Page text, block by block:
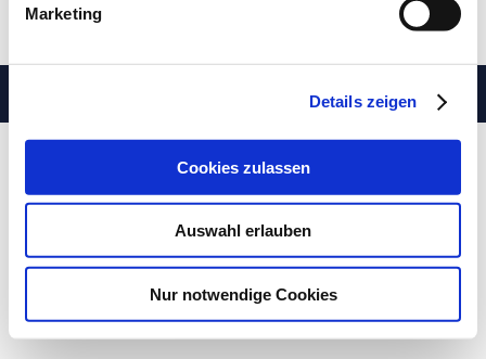
Marketing
Details zeigen
Cookies zulassen
Auswahl erlauben
Nur notwendige Cookies
Designed by com:a Kommunikation on Divi